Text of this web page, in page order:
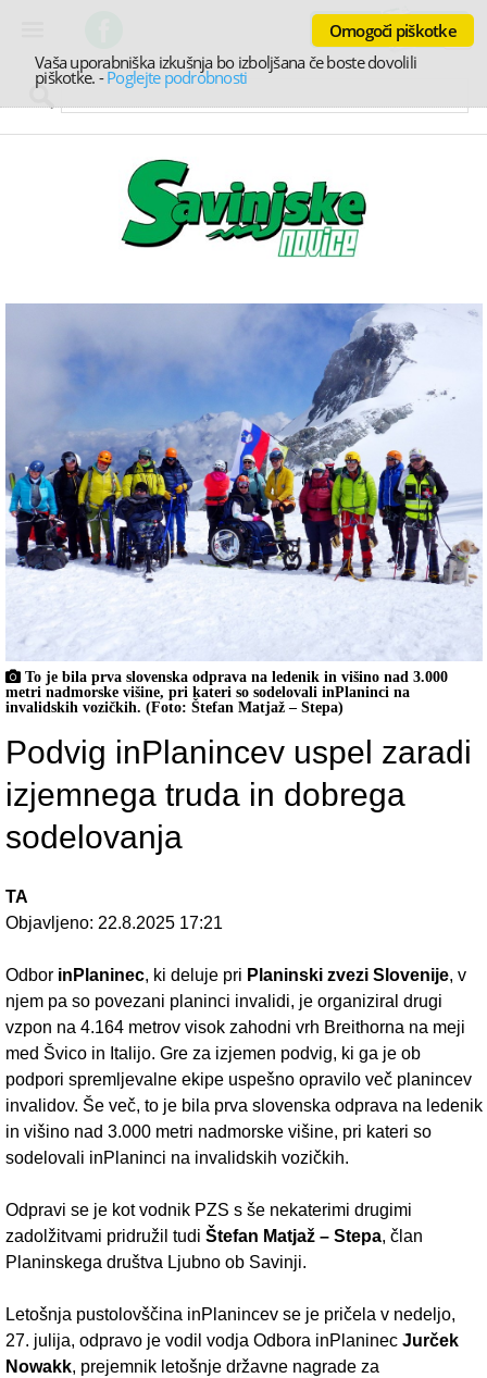
To je bila prva slovenska odprava na ledenik in višino nad 3.000
metri nadmorske višine, pri kateri so sodelovali inPlaninci na
invalidskih vozičkih. (Foto: Štefan Matjaž – Stepa)
Podvig inPlanincev uspel zaradi
izjemnega truda in dobrega
sodelovanja
TA
Objavljeno: 22.8.2025 17:21
Odbor inPlaninec, ki deluje pri Planinski zvezi Slovenije, v
njem pa so povezani planinci invalidi, je organiziral drugi
vzpon na 4.164 metrov visok zahodni vrh Breithorna na meji
med Švico in Italijo. Gre za izjemen podvig, ki ga je ob
podpori spremljevalne ekipe uspešno opravilo več planincev
invalidov. Še več, to je bila prva slovenska odprava na ledenik
in višino nad 3.000 metri nadmorske višine, pri kateri so
sodelovali inPlaninci na invalidskih vozičkih.
Odpravi se je kot vodnik PZS s še nekaterimi drugimi
zadolžitvami pridružil tudi Štefan Matjaž – Stepa, član
Planinskega društva Ljubno ob Savinji.
Letošnja pustolovščina inPlanincev se je pričela v nedeljo,
27. julija, odpravo je vodil vodja Odbora inPlaninec Jurček
Nowakk, prejemnik letošnje državne nagrade za
Vaša uporabniška izkušnja bo izboljšana če boste dovolili
piškotke. -Poglejte podrobnosti
Omogoči piškotke